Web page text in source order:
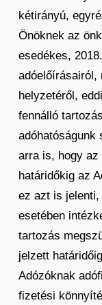
kétirányú,
Önöknek az
esedékes,
adóelőírásairól,
helyzetéről,
fennálló
adóhatóságunk
arra is, hogy az
határidőkig az
ez azt is jelenti,
esetében
tartozás
jelzett
Adózóknak
fizetési